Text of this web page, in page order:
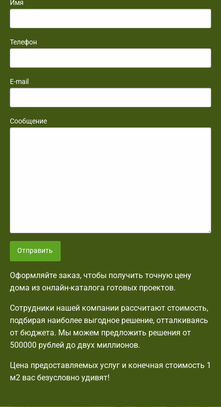
Имя
Телефон
E-mail
Сообщение
Отправить
Оформляйте заказ, чтобы получить точную цену
дома из онлайн-каталога готовых проектов.
Сотрудники нашей компании рассчитают стоимость,
подбирая наиболее выгодное решение, отталкиваясь
от бюджета. Мы можем предложить решения от
500000 рублей до двух миллионов.
Цена предоставляемых услуг и конечная стоимость 1
м2 вас безусловно удивят!